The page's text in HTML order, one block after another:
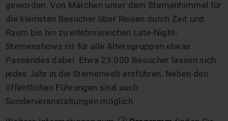
geworden. Von Märchen unter dem Sternenhimmel für
die kleinsten Besucher über Reisen durch Zeit und
Raum bis hin zu erlebnisreichen Late-Night-
Sternenshows ist für alle Altersgruppen etwas
Passendes dabei. Etwa 23.000 Besucher lassen sich
jedes Jahr in die Sternenwelt entführen. Neben den
öffentlichen Führungen sind auch
Sonderveranstaltungen möglich.